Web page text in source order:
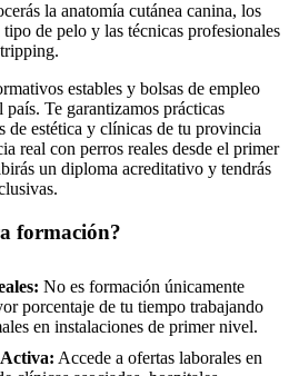
la anatomía cutánea canina, los
tipo de pelo y las técnicas profesionales
estables y bolsas de empleo
Te garantizamos prácticas
de estética y clínicas de tu provincia
real con perros reales desde el primer
un diploma acreditativo y tendrás
formación?
No es formación únicamente
porcentaje de tu tiempo trabajando
en instalaciones de primer nivel.
Accede a ofertas laborales en